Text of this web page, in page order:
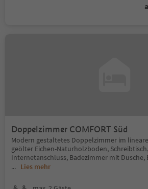
Doppelzimmer COMFORT Süd
Modern gestaltetes Doppelzimmer im
geölter Eichen-Naturholzboden, Schreibtisch,
Internetanschluss, Badezimmer mit Dusche,
... Lies mehr